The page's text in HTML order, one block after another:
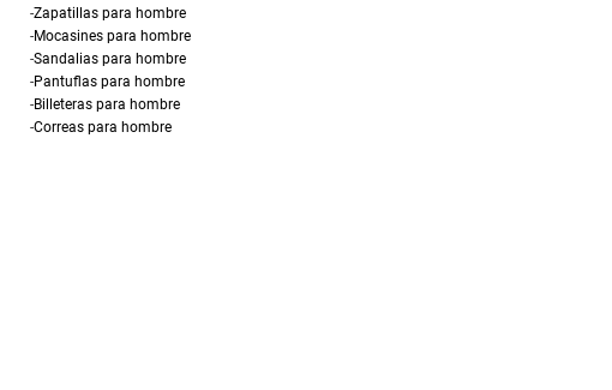
-Zapatillas para hombre
-Mocasines para hombre
-Sandalias para hombre
-Pantuflas para hombre
-Billeteras para hombre
-Correas para hombre